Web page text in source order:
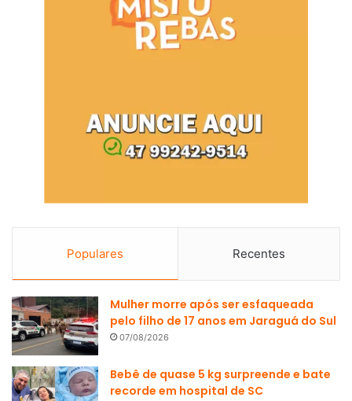
Populares Recentes
Mulher morre após ser esfaqueada
pelo filho de 17 anos em Jaraguá do Sul
07/08/2026
Bebê de quase 5 kg surpreende e bate
recorde em hospital de SC